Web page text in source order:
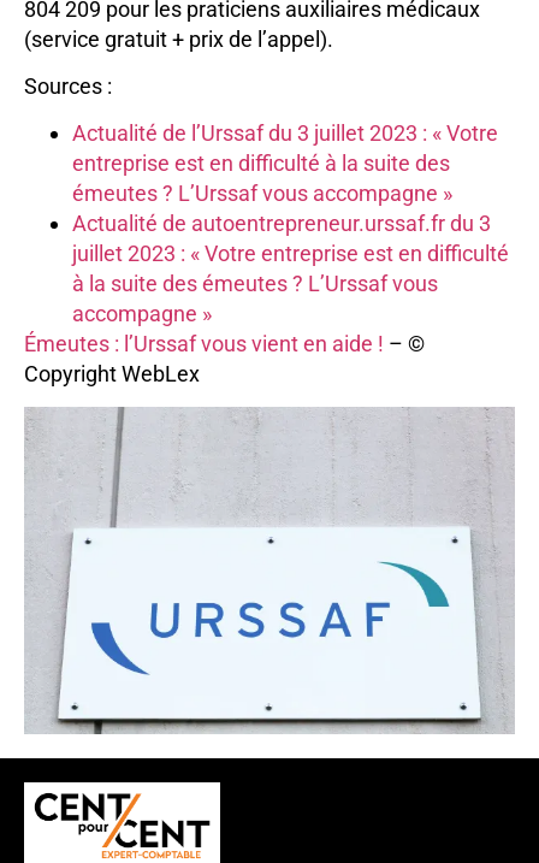
804 209 pour les praticiens auxiliaires médicaux
(service gratuit + prix de l’appel).
Sources :
Actualité de l’Urssaf du 3 juillet 2023 : « Votre
entreprise est en difficulté à la suite des
émeutes ? L’Urssaf vous accompagne »
Actualité de autoentrepreneur.urssaf.fr du 3
juillet 2023 : « Votre entreprise est en difficulté
à la suite des émeutes ? L’Urssaf vous
accompagne »
Émeutes : l’Urssaf vous vient en aide ! – ©
Copyright WebLex